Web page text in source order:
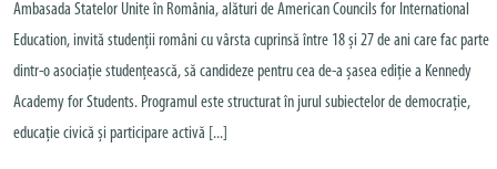
Ambasada Statelor Unite în România, alături de American Councils for International
Education, invită studenții români cu vârsta cuprinsă între 18 și 27 de ani care fac parte
dintr-o asociație studențească, să candideze pentru cea de-a șasea ediție a Kennedy
Academy for Students. Programul este structurat în jurul subiectelor de democrație,
educație civică și participare activă [...]